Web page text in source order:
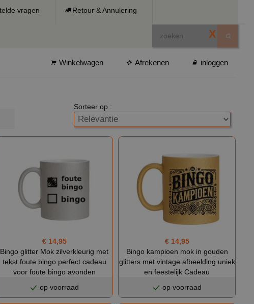
vragen Retour & Annulering
X
Winkelwagen Afrekenen inloggen
Sorteer op :
€ 14,95
Bingo glitter Mok zilverkleurig met
tekst foute bingo perfect cadeau
voor foute bingo avonden
op voorraad
€ 14,95
Bingo kampioen mok in gouden
glitters met vintage afbeelding uniek
en feestelijk Cadeau
op voorraad